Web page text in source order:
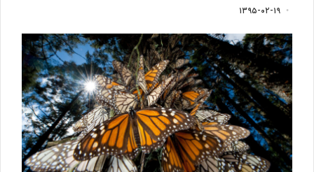
۱۳۹۵-۰۲-۱۹